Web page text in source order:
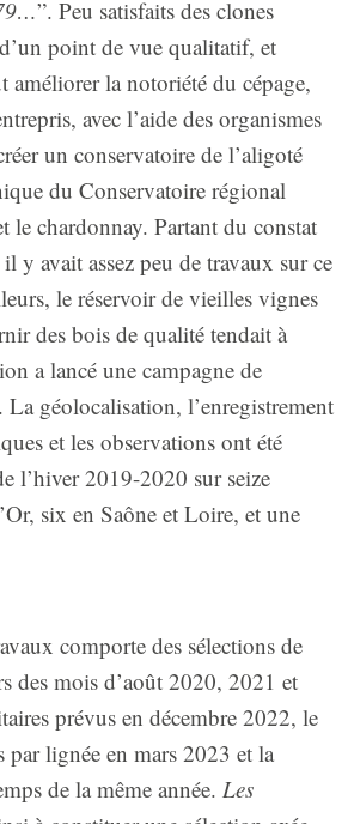
”. Peu satisfaits des clones
point de vue qualitatif, et
améliorer la notoriété du cépage,
avec l’aide des organismes
un conservatoire de l’aligoté
du Conservatoire régional
chardonnay. Partant du constat
y avait assez peu de travaux sur ce
le réservoir de vieilles vignes
des bois de qualité tendait à
a lancé une campagne de
La géolocalisation, l’enregistrement
et les observations ont été
l’hiver 2019-2020 sur seize
six en Saône et Loire, et une
comporte des sélections de
des mois d’août 2020, 2021 et
prévus en décembre 2022, le
par lignée en mars 2023 et la
de la même année. Les